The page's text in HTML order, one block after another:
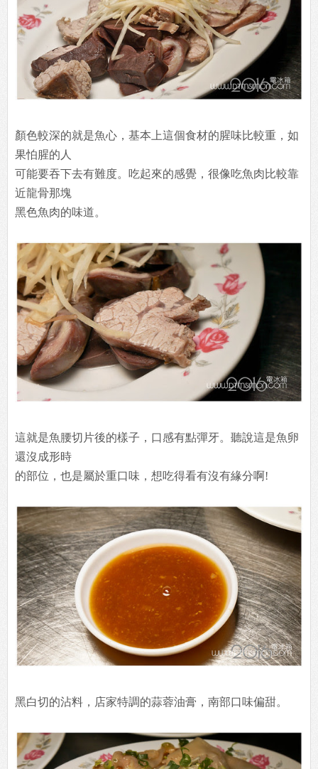
顏色較深的就是魚心，基本上這個食材的腥味比較重，如
果怕腥的人
可能要吞下去有難度。吃起來的感覺，很像吃魚肉比較靠
近龍骨那塊
黑色魚肉的味道。
這就是魚腰切片後的樣子，口感有點彈牙。聽說這是魚卵
還沒成形時
的部位，也是屬於重口味，想吃得看有沒有緣分啊!
黑白切的沾料，店家特調的蒜蓉油膏，南部口味偏甜。